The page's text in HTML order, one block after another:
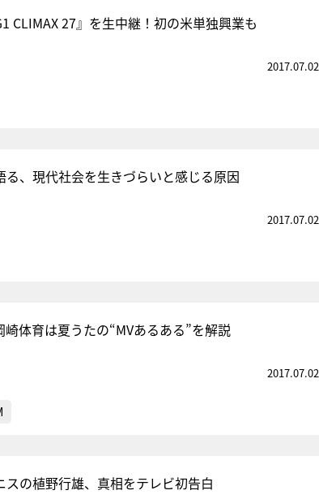
CLIMAX 27』を生中継！初の米単独興業も
2017.07.02
、現代社会を生きづらいと感じる原因
2017.07.02
崎体育は夏うたの“MVあるある”を解説
2017.07.02
の植野行雄、真相をテレビ初告白